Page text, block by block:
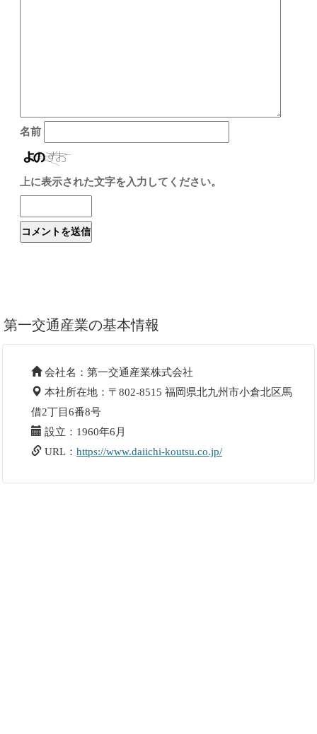
名前
上に表示された文字を入力してください。
第一交通産業の基本情報
会社名：第一交通産業株式会社
本社所在地：〒802-8515 福岡県北九州市小倉北区馬
借2丁目6番8号
設立：1960年6月
URL： https://www.daiichi-koutsu.co.jp/